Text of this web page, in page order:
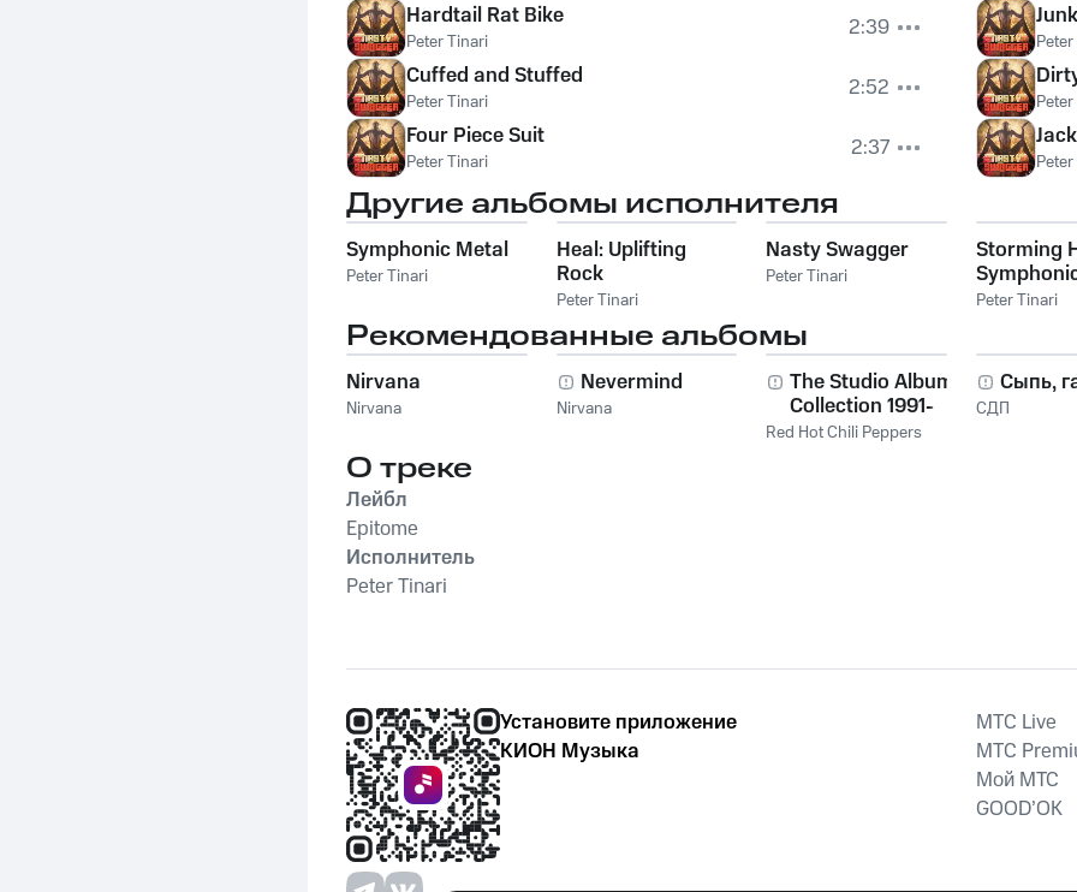
Hardtail Rat Bike
Peter Tinari
2:39
Cuffed and Stuffed
Peter Tinari
2:52
Four Piece Suit
Peter Tinari 2:37
Другие альбомы исполнителя
Symphonic Metal
Peter Tinari
Heal: Uplifting
Rock
Peter Tinari
Nasty Swagger
Peter Tinari
Storming
Peter Tinari
Рекомендованные альбомы
Nirvana
Nirvana
Nevermind
Nirvana
The Studio Album
Collection 1991-
2011
Red Hot Chili Peppers
Сыпь,
СДП
О треке
Лейбл
Epitome
Исполнитель
Peter Tinari
Установите приложение
КИОН Музыка
MTС Live
MTС
Мой МТС
GOOD’OK